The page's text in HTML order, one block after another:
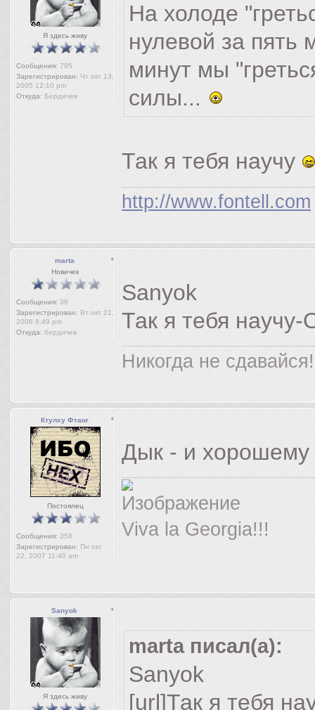
Я здесь живу
Сообщения: 795
Зарегистрирован: Чт окт 13,
2005 12:10 pm
Откуда: Бердичев
На холоде
нулевой за пять
минут мы
силы...
Так я тебя научу
http://www.fontell.com
marta
Новичек
Сообщения: 38
Зарегистрирован: Вт окт 21,
2008 8:49 pm
Откуда: бердичев
Sanyok
Так я тебя
Никогда не
Ктулху Фтанг
Постоялец
Сообщения: 358
Зарегистрирован: Пн окт
22, 2007 11:40 am
Дык - и
Viva la Georgia!!!
Sanyok
Я здесь живу
marta писал(а):
Sanyok
[url]Так я тебя